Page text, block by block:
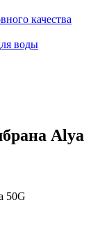
качества
воды
Alya
50G